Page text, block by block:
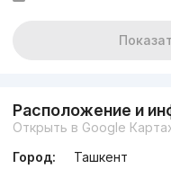
Расположение и
Открыть в Google
Город:
Ташкент